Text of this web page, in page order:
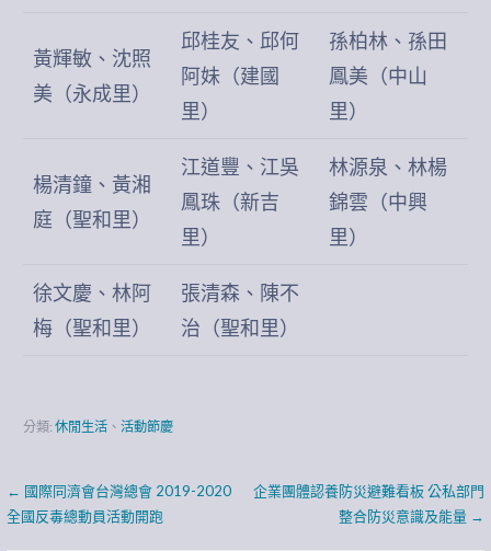
黃輝敏、沈照
美（永成里）
邱桂友、邱何
阿妹（建國
里）
孫柏林、孫田
鳳美（中山
里）
楊清鐘、黃湘
庭（聖和里）
江道豐、江吳
鳳珠（新吉
里）
林源泉、林楊
錦雲（中興
里）
徐文慶、林阿
梅（聖和里）
張清森、陳不
治（聖和里）
分類: 休閒生活、 活動節慶
文
← 國際同濟會台灣總會 2019-2020
全國反毒總動員活動開跑
企業團體認養防災避難看板 公私部門
整合防災意識及能量 →